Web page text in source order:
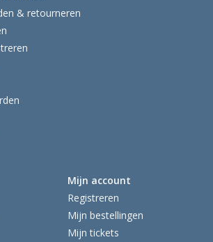
& retourneren
Mijn account
Registreren
Mijn bestellingen
Mijn tickets